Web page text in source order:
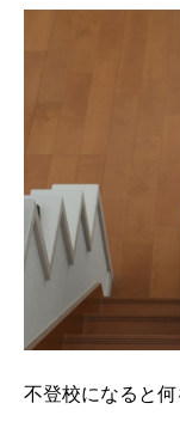
不登校になると何